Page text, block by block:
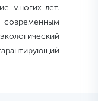
многих лет.